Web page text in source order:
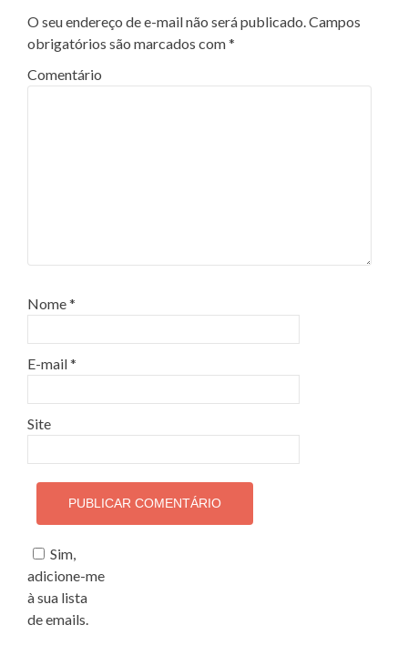
O seu endereço de e-mail não será publicado.Campos
obrigatórios são marcados com*
Comentário
Nome*
E-mail*
Site
Sim,
adicione-me
à sua lista
de emails.